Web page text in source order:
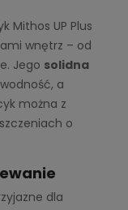
Mithos UP Plus
wnętrz – od
Jego solidna
a
można z
o
dla